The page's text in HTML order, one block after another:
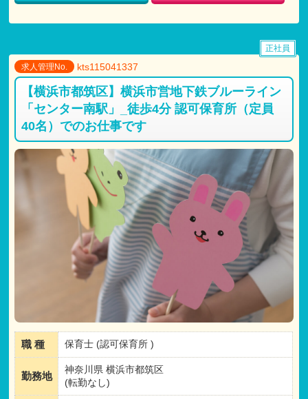
求人管理No. kts115041337
【横浜市都筑区】横浜市営地下鉄ブルーライン
「センター南駅」_徒歩4分 認可保育所（定員
40名）でのお仕事です
正社員
職 種 保育士 (認可保育所 )
勤務地
神奈川県 横浜市都筑区
(転勤なし)